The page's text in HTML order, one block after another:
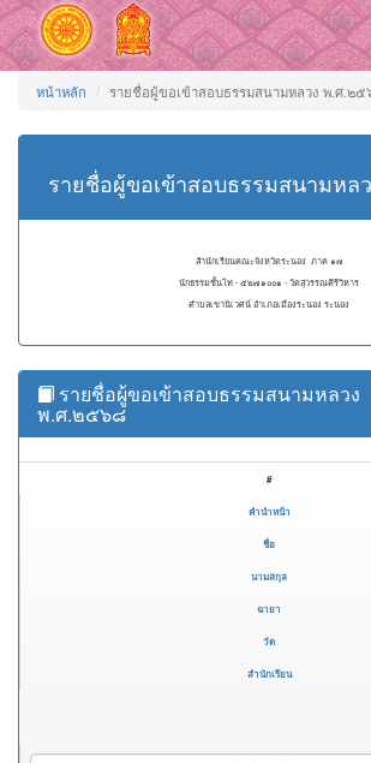
หน้าหลัก รายชื่อผู้ขอเข้าสอบธรรมสนามหลวง พ.ศ.๒๕
รายชื่อผู้ขอเข้าสอบธรรมสนามห
สำนักเรียนคณะจังหวัดระนอง ภาค ๑๗
นักธรรมชั้นโท - ๕๒๗๑๐๐๑ - วัดสุวรรณคีรีวิหาร
ตำบลเขานิเวศน์ อำเภอเมืองระนอง ระนอง
รายชื่อผู้ขอเข้าสอบธรรมสนามหลวง
พ.ศ.๒๕๖๘
#
คำนำหน้า
ชื่อ
นามสกุล
ฉายา
วัด
สำนักเรียน